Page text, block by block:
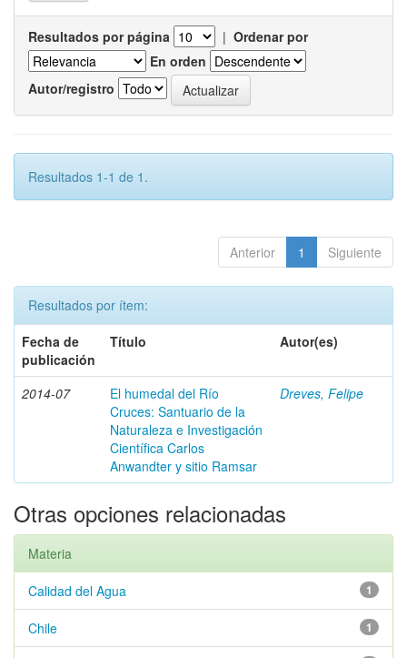
Resultados por página | Ordenar por
En orden
Autor/registro
Resultados 1-1 de 1.
Anterior 1 Siguiente
Resultados por ítem:
Fecha de
publicación
Título Autor(es)
2014-07
El humedal del Río
Cruces: Santuario de la
Naturaleza e Investigación
Científica Carlos
Anwandter y sitio Ramsar
Dreves, Felipe
Otras opciones relacionadas
Materia
1
Calidad del Agua
1
Chile